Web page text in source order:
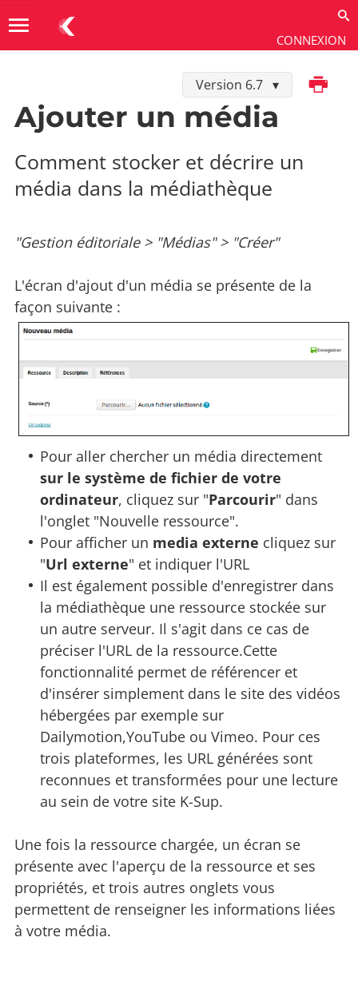
CONNEXION
menu
Version 6.7Imprimer
→Médias
Ajouter un média
Comment stocker et décrire un
média dans la médiathèque
"Gestion éditoriale > "Médias" > "Créer"
L'écran d'ajout d'un média se présente de la
façon suivante :
Pour aller chercher un média directement
sur le système de fichier de votre
ordinateur, cliquez sur "Parcourir" dans
l'onglet "Nouvelle ressource".
Pour afficher un media externe cliquez sur
"Url externe" et indiquer l'URL
Il est également possible d'enregistrer dans
la médiathèque une ressource stockée sur
un autre serveur. Il s'agit dans ce cas de
préciser l'URL de la ressource.Cette
fonctionnalité permet de référencer et
d'insérer simplement dans le site des vidéos
hébergées par exemple sur
Dailymotion,YouTube ou Vimeo. Pour ces
trois plateformes, les URL générées sont
reconnues et transformées pour une lecture
au sein de votre site K-Sup.
Une fois la ressource chargée, un écran se
présente avec l'aperçu de la ressource et ses
propriétés, et trois autres onglets vous
permettent de renseigner les informations liées
à votre média.